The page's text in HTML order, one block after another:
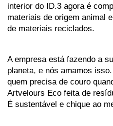
interior do ID.3 agora é
materiais de origem animal
de materiais reciclados.
A empresa está fazendo a
planeta, e nós amamos
quem precisa de couro
Artvelours Eco feita de
É sustentável e chique ao